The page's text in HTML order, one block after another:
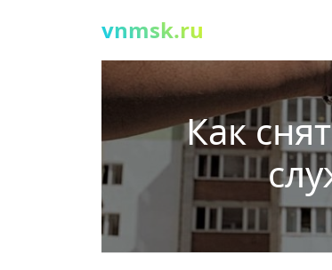
vnmsk.ru
Как